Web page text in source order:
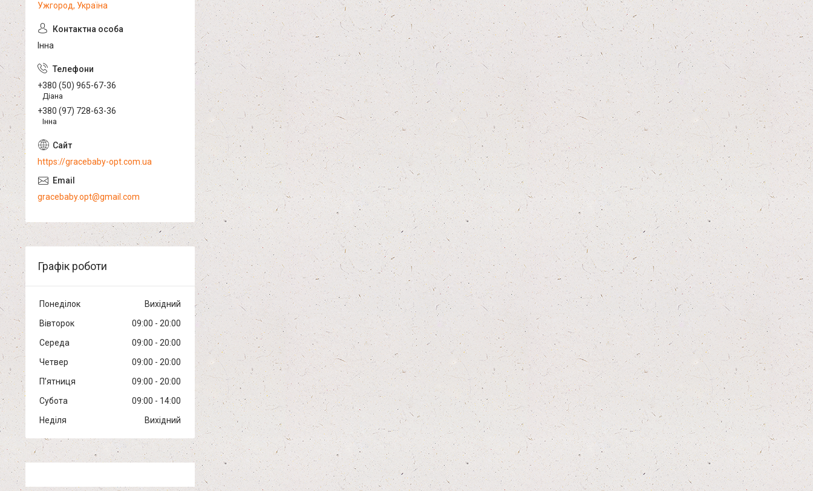
Ужгород, Україна
Інна
+380 (50) 965-67-36
Діана
+380 (97) 728-63-36
Інна
https://gracebaby-opt.com.ua
gracebaby.opt@gmail.com
Графік роботи
Понеділок
Вихідний
Вівторок
09:00
20:00
Середа
09:00
20:00
Четвер
09:00
20:00
Пʼятниця
09:00
20:00
Субота
09:00
14:00
Неділя
Вихідний